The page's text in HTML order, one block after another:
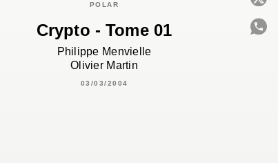
POLAR
Crypto - Tome 01
Philippe Menvielle
Olivier Martin
03/03/2004